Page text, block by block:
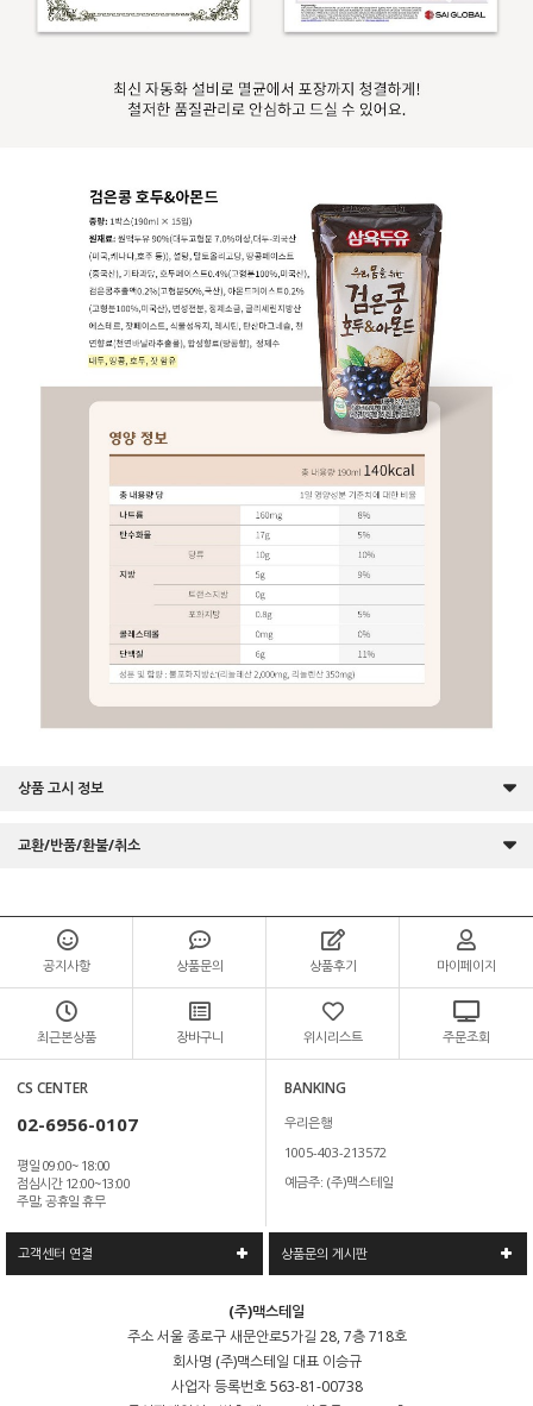
상품 고시 정보
교환/반품/환불/취소
공지사항 상품문의 상품후기 마이페이지
최근본상품 장바구니 위시리스트 주문조회
CS CENTER
02-6956-0107
평일 09:00~ 18:00
점심시간 12:00~13:00
주말, 공휴일 휴무
BANKING
우리은행
1005-403-213572
예금주: (주)맥스테일
고객센터 연결 상품문의 게시판
(주)맥스테일
주소서울 종로구 새문안로5가길 28, 7층 718호
회사명 (주)맥스테일 대표이승규
사업자 등록번호563-81-00738